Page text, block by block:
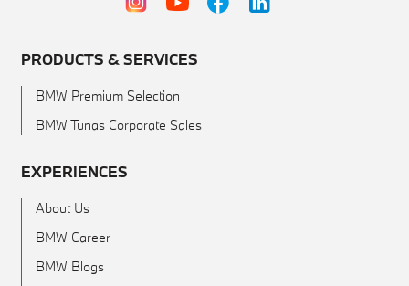
PRODUCTS & SERVICES
BMW Premium Selection
BMW Tunas Corporate Sales
EXPERIENCES
About Us
BMW Career
BMW Blogs